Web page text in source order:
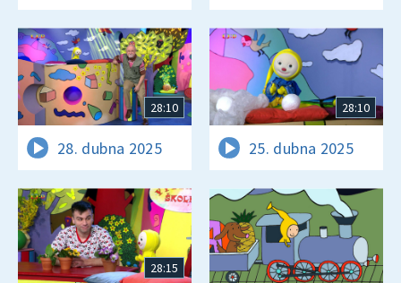
28:10
28. dubna 2025
28:10
25. dubna 2025
28:15